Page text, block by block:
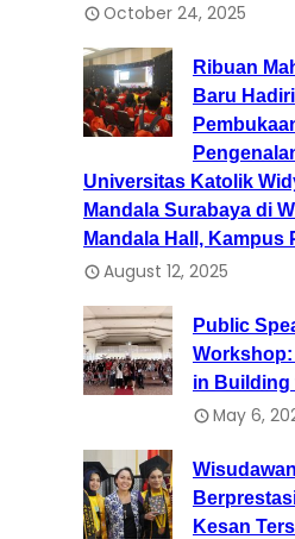
October 24, 2025
Ribuan
Baru Hadiri
Universitas Katolik
Mandala Surabaya di
Mandala Hall, Kampus
August 12, 2025
Public
in Building
May 6,
Wisudawan
Kesan